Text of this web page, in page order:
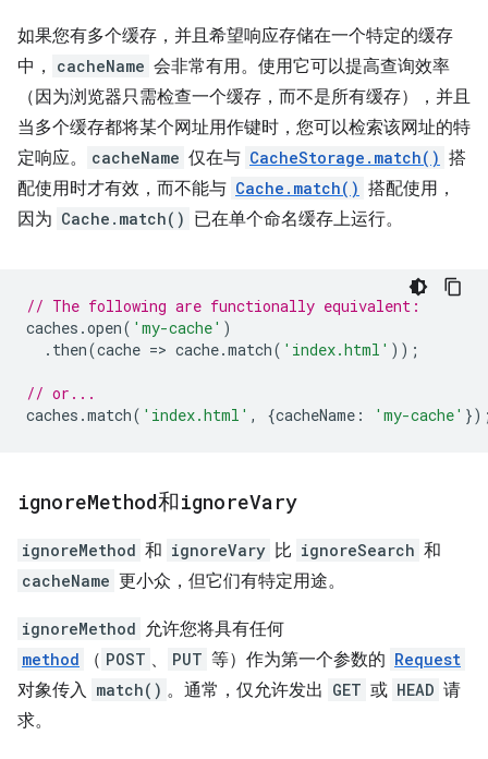
如果您有多个缓存，并且希望响应存储在一个特定的缓存
中，
cacheName 会非常有用。使用它可以提高查询效率
（因为浏览器只需检查一个缓存，而不是所有缓存），并且
当多个缓存都将某个网址用作键时，您可以检索该网址的特
定响应。
cacheName 仅在与 CacheStorage.match() 搭
配使用时才有效，而不能与 Cache.match() 搭配使用，
因为 Cache.match() 已在单个命名缓存上运行。
// The following are functionally equivalent:
caches .open( 'my-cache' )
. then(cache => cache.match( 'index.html' ));
// or...
caches .match( 'index.html' , {cacheName : 'my-cache'
ignoreMethod和ignoreVary
ignoreMethod 和 ignoreVary 比 ignoreSearch 和
cacheName 更小众，但它们有特定用途。
ignoreMethod 允许您将具有任何
method （ POST 、 PUT 等）作为第一个参数的 Request
对象传入 match() 。通常，仅允许发出 GET 或 HEAD 请
求。